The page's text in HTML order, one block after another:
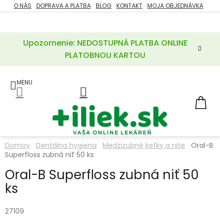
Prejsť
na
Upozornenie: NEDOSTUPNÁ PLATBA ONLINE
PLATOBNOU KARTOU
O NÁS DOPRAVA A PLATBA BLOG KONTAKT MOJA OBJEDNÁVKA
ZĽAVY
POTREBY
A
LIEKY
VITAMÍNY
MINERÁLY
Domov Dentálna hygiena Medzizubné kefky a nite
Oral-B
Superfloss zubná niť 50 ks
Oral-B Superfloss zubná niť 50
ks
27109